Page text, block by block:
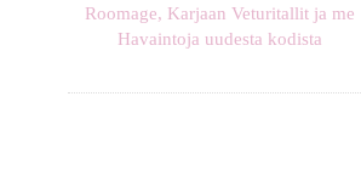
Roomage, Karjaan Veturitallit ja me
Havaintoja uudesta kodista